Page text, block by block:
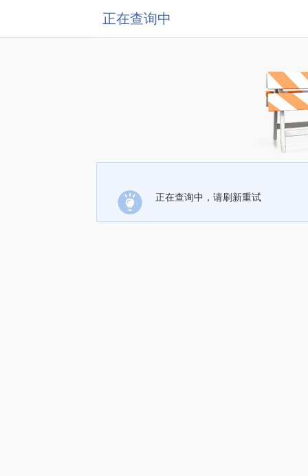
正在查询中
正在查询中，请刷新重试